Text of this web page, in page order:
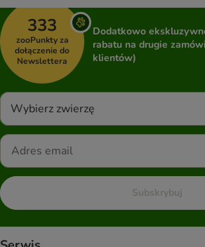
333
zooPunkty za
dołączenie do
Newslettera
Dodatkowo
rabatu na drugie
klientów)
Wybierz zwierzę
Subskrybuj